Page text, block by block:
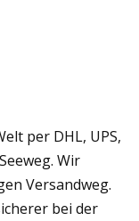
per DHL, UPS,
Wir
Versandweg.
bei der